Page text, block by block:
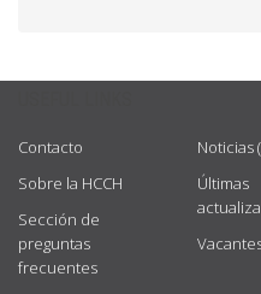
Contacto
Sobre la HCCH
Sección de
preguntas
frecuentes
Noticias
Últimas